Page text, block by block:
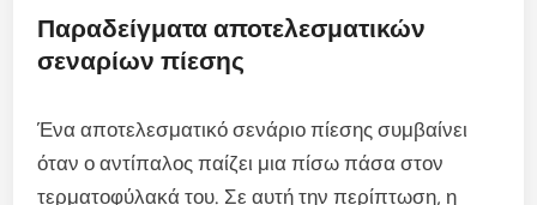
Παραδείγματα αποτελεσματικών
σεναρίων πίεσης
Ένα αποτελεσματικό σενάριο πίεσης συμβαίνει
όταν ο αντίπαλος παίζει μια πίσω πάσα στον
τερματοφύλακά του. Σε αυτή την περίπτωση, η